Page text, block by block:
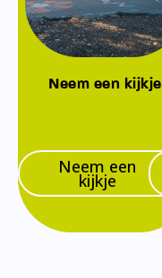
Neem een kijkje
Neem een
kijkje